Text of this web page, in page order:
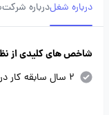
درباره شغلدرباره شرکت
شاخص های کلیدی از
2 سال سابقه کار در گروه شغلی مشابه